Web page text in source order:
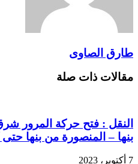
طارق الصاوى
مقالات ذات صلة
النقل : فتح حركة المرور
بنها – المنصورة من بنها
7 أكتوبر، 2023